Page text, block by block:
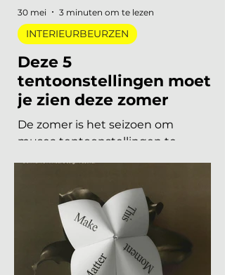
Deze 5
tentoonstellingen moet
je zien deze zomer
herontdekken. Niet als
verplichting, maar als keuze. Want
dit jaar is het aanbod ronduit sterk:
van een lang uitgesteld eerbetoon
aan een Nederlandse
INTERIEURBEURZEN
30 mei 3 minuten om te lezen